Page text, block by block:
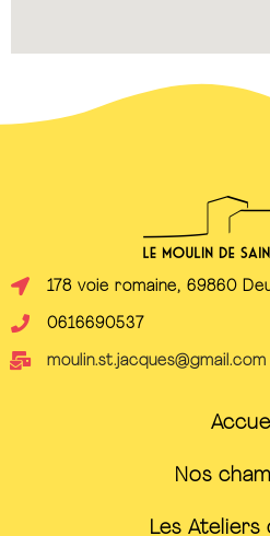
178 voie romaine, 69860
0616690537
moulin.st.jacques@gmail.com
Nos
Les Ateliers